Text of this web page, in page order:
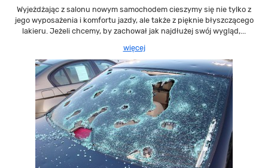
Wyjeżdżając z salonu nowym samochodem cieszymy się nie tylko z
jego wyposażenia i komfortu jazdy, ale także z pięknie błyszczącego
lakieru. Jeżeli chcemy, by zachował jak najdłużej swój wygląd,...
więcej